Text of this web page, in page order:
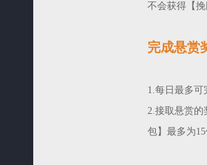
不会获得【
完成悬赏
1.每日最多
2.接取悬赏的
包】最多为